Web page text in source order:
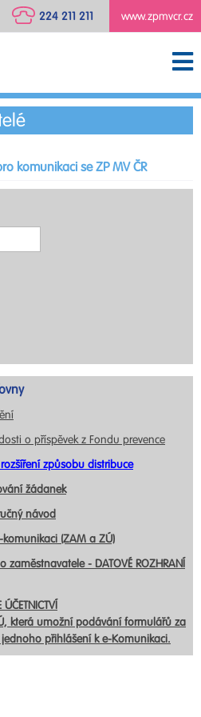
www.zpmvcr.cz
224 211 211
komunikaci se ZP MV ČR
o příspěvek z Fondu prevence
způsobu distribuce
žádanek
návod
(ZAM a ZÚ)
- DATOVÉ ROZHRANÍ
ÚČETNICTVÍ
která umožní podávání formulářů za
přihlášení k e-Komunikaci.